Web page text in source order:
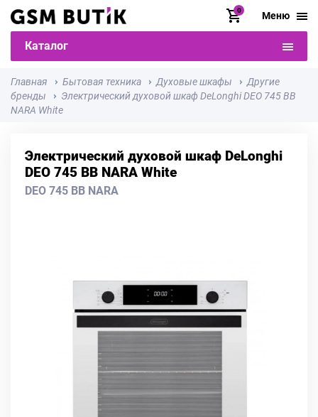
0 Меню
Каталог
Главная Бытовая техника Духовые шкафы
Другие
бренды
Электрический духовой шкаф DeLonghi DEO 745 BB
NARA White
Электрический духовой шкаф DeLonghi
DEO 745 BB NARA White
DEO 745 BB NARA